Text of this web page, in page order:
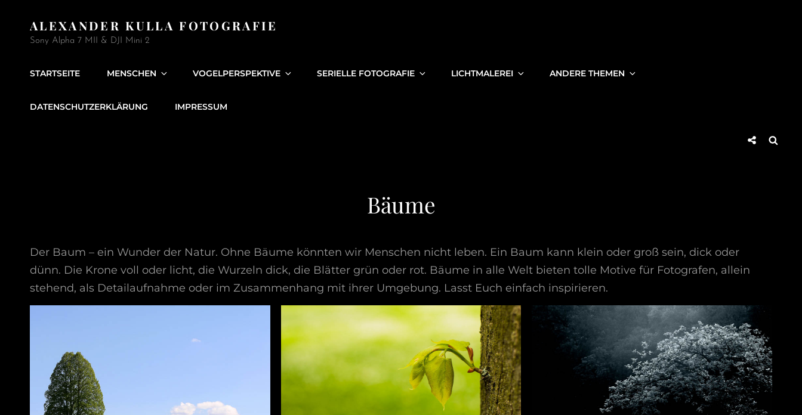
ALEXANDER KULLA FOTOGRAFIE
Sony Alpha 7 MII & DJI Mini 2
STARTSEITE MENSCHEN VOGELPERSPEKTIVE SERIELLE FOTOGRAFIE LICHTMALEREI ANDERE THEMEN
DATENSCHUTZERKLÄRUNG IMPRESSUM
Social
Bäume
Der Baum – ein Wunder der Natur. Ohne Bäume könnten wir Menschen nicht leben. Ein Baum kann klein oder groß sein, dick oder
dünn. Die Krone voll oder licht, die Wurzeln dick, die Blätter grün oder rot. Bäume in alle Welt bieten tolle Motive für Fotografen, allein
stehend, als Detailaufnahme oder im Zusammenhang mit ihrer Umgebung. Lasst Euch einfach inspirieren.